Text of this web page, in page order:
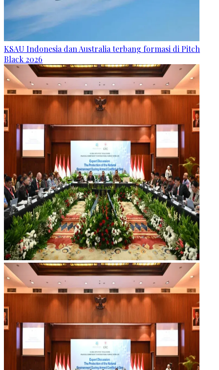
KSAU Indonesia dan Australia terbang formasi di Pitch
Black 2026